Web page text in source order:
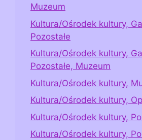
Muzeum
Kultura/Ośrodek kultury,
Pozostałe
Kultura/Ośrodek kultury,
Pozostałe, Muzeum
Kultura/Ośrodek kultury,
Kultura/Ośrodek kultury,
Kultura/Ośrodek kultury,
Kultura/Ośrodek kultury,